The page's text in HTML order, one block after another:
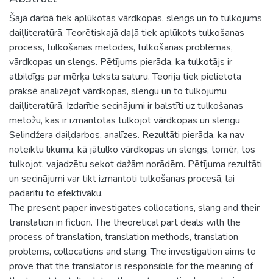
Šajā darbā tiek aplūkotas vārdkopas, slengs un to tulkojums
daiļliteratūrā. Teorētiskajā daļā tiek aplūkots tulkošanas
process, tulkošanas metodes, tulkošanas problēmas,
vārdkopas un slengs. Pētījums pierāda, ka tulkotājs ir
atbildīgs par mērķa teksta saturu. Teorija tiek pielietota
praksē analizējot vārdkopas, slengu un to tulkojumu
daiļliteratūrā. Izdarītie secinājumi ir balstīti uz tulkošanas
metožu, kas ir izmantotas tulkojot vārdkopas un slengu
Selindžera daiļdarbos, analīzes. Rezultāti pierāda, ka nav
noteiktu likumu, kā jātulko vārdkopas un slengs, tomēr, tos
tulkojot, vajadzētu sekot dažām norādēm. Pētījuma rezultāti
un secinājumi var tikt izmantoti tulkošanas procesā, lai
padarītu to efektīvāku.
The present paper investigates collocations, slang and their
translation in fiction. The theoretical part deals with the
process of translation, translation methods, translation
problems, collocations and slang. The investigation aims to
prove that the translator is responsible for the meaning of